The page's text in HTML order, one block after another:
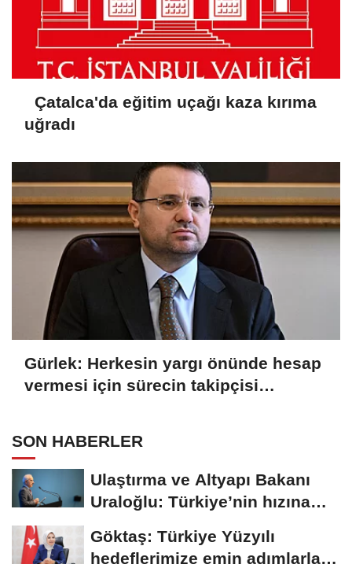
Çatalca'da eğitim uçağı kaza kırıma
uğradı
Gürlek: Herkesin yargı önünde hesap
vermesi için sürecin takipçisi
SON HABERLER
Ulaştırma ve Altyapı Bakanı
Uraloğlu: Türkiye’nin hızına
Göktaş: Türkiye Yüzyılı
hedeflerimize emin adımlarla